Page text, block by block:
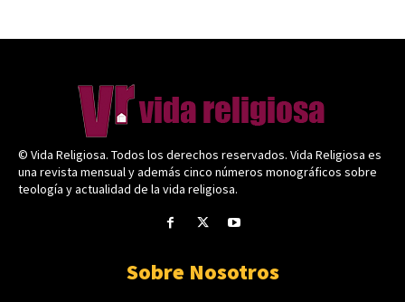
© Vida Religiosa. Todos los derechos reservados. Vida Religiosa es
una revista mensual y además cinco números monográficos sobre
teología y actualidad de la vida religiosa.
Sobre Nosotros